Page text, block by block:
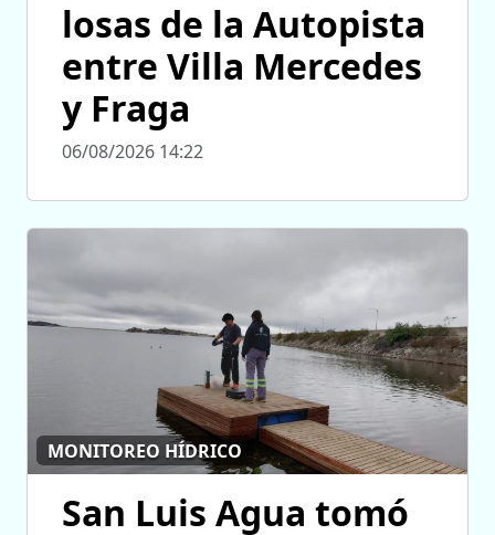
losas de la Autopista
entre Villa Mercedes
y Fraga
06/08/2026 14:22
MONITOREO HÍDRICO
San Luis Agua tomó